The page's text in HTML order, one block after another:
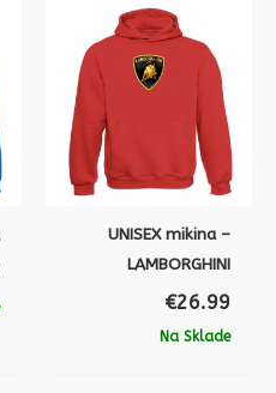
UNISEX mikina –
LAMBORGHINI
€26.99
Na Sklade